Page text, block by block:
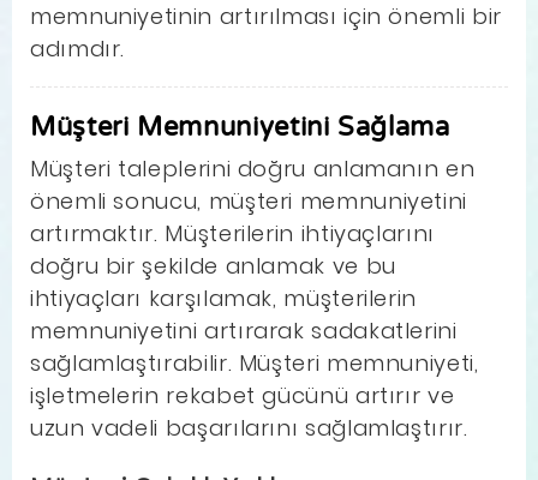
memnuniyetinin artırılması için önemli bir
adımdır.
Müşteri Memnuniyetini Sağlama
Müşteri taleplerini doğru anlamanın en
önemli sonucu, müşteri memnuniyetini
artırmaktır. Müşterilerin ihtiyaçlarını
doğru bir şekilde anlamak ve bu
ihtiyaçları karşılamak, müşterilerin
memnuniyetini artırarak sadakatlerini
sağlamlaştırabilir. Müşteri memnuniyeti,
işletmelerin rekabet gücünü artırır ve
uzun vadeli başarılarını sağlamlaştırır.